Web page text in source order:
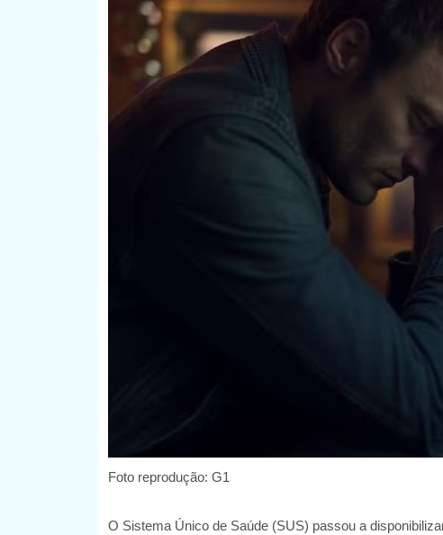
Foto reprodução: G1
O Sistema Único de Saúde (SUS) passou a